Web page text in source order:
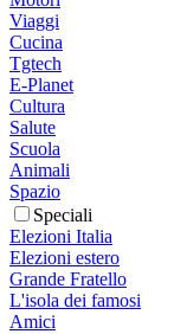
Viaggi
Cucina
Tgtech
E-Planet
Cultura
Salute
Scuola
Animali
Spazio
Speciali
Elezioni Italia
Elezioni estero
Grande Fratello
L'isola dei famosi
Amici